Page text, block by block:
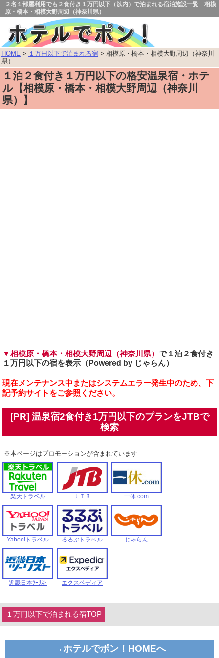
２名１部屋利用でも２食付き１万円以下（以内）で泊まれる宿泊施設一覧 相模
原・橋本・相模大野周辺（神奈川県）
HOME > １万円以下で泊まれる宿 > 相模原・橋本・相模大野周辺（神奈川
県）
１泊２食付き１万円以下の格安温泉宿・ホテ
ル【相模原・橋本・相模大野周辺（神奈川
県）】
▼相模原・橋本・相模大野周辺（神奈川県） で１泊２食付き
１万円以下の宿を表示（Powered by じゃらん）
現在メンテナンス中またはシステムエラー発生中のため、下
記予約サイトをご参照ください。
[PR] 温泉宿2食付き1万円以下のプランをJTBで
検索
※本ページはプロモーションが含まれています
楽天トラベル ＪＴＢ 一休.com
Yahoo!トラベル るるぶトラベル じゃらん
近畿日本ﾂｰﾘｽﾄ エクスペディア
１万円以下で泊まれる宿TOP
→ホテルでポン！HOMEへ